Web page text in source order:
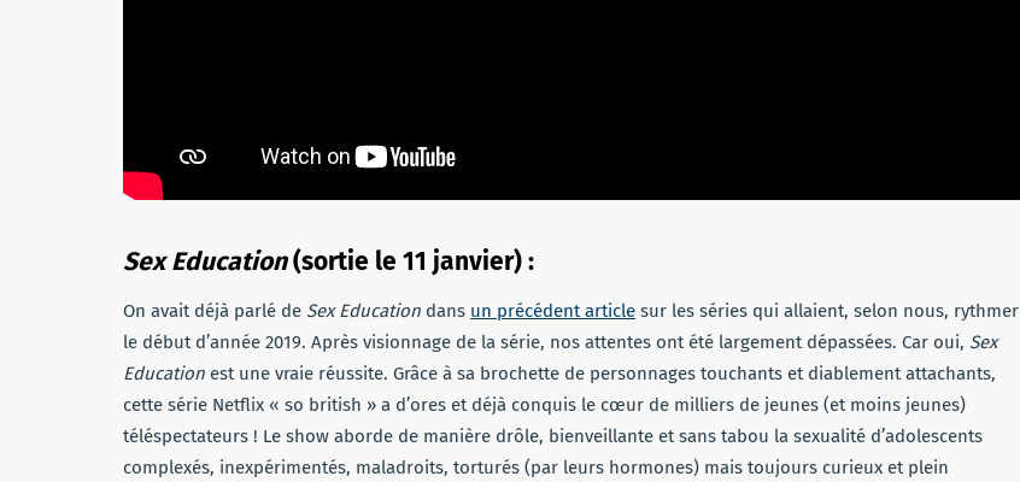
Sex Education(sortie le 11 janvier) :
On avait déjà parlé de Sex Education dans un précédent article sur les séries qui allaient, selon nous, rythmer
le début d’année 2019. Après visionnage de la série, nos attentes ont été largement dépassées. Car oui, Sex
Education est une vraie réussite. Grâce à sa brochette de personnages touchants et diablement attachants,
cette série Netflix « so british » a d’ores et déjà conquis le cœur de milliers de jeunes (et moins jeunes)
téléspectateurs ! Le show aborde de manière drôle, bienveillante et sans tabou la sexualité d’adolescents
complexés, inexpérimentés, maladroits, torturés (par leurs hormones) mais toujours curieux et plein